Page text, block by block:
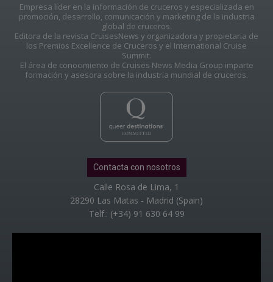
Empresa líder en la información de cruceros y especializada en
promoción, desarrollo, comunicación y marketing de la industria
global de cruceros.
Editora de la revista CruisesNews y organizadora y propietaria de
los Premios Excellence de Cruceros y el International Cruise
Summit.
El área de conocimiento de Cruises News Media Group imparte
formación y asesora sobre la industria mundial de cruceros.
Contacta con nosotros
Calle Rosa de Lima, 1
28290 Las Matas - Madrid (Spain)
Telf.: (+34) 91 630 64 99